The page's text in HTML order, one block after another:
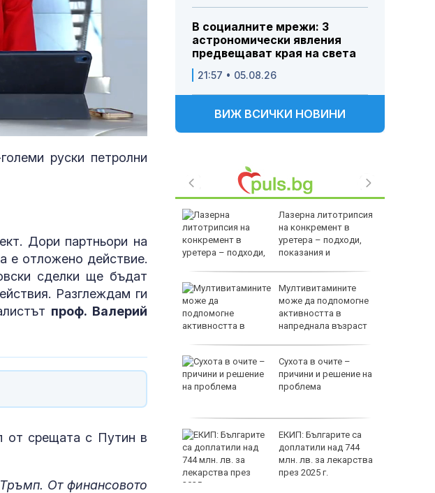
руски петролни
Дори партньори на
е отложено действие.
сделки ще бъдат
Разглеждам ги
проф. Валерий
от срещата с Путин в
От финансовото
В социалните мрежи: 3
астрономически явления
предвещават края на света
21:57 • 05.08.26
ВИЖ ВСИЧКИ НОВИНИ
превърнат Украйна в
Учени: Речта на децата
може да предскаже
тревожност и
ще направи животът
Бракът се отразява
доста добре на Тейлър
Лазерна литотрипсия
на конкремент в
уретера – подходи,
показания и
Мултивитамините
може да подпомогне
активността в
напреднала възраст
Сухота в очите –
причини и решение на
проблема
ЕКИП: Българите са
доплатили над 744
млн. лв. за лекарства
през 2025 г.